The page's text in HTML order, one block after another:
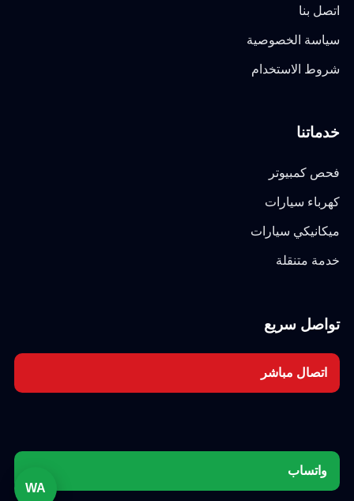
اتصل بنا
سياسة الخصوصية
شروط الاستخدام
خدماتنا
فحص كمبيوتر
كهرباء سيارات
ميكانيكي سيارات
خدمة متنقلة
تواصل سريع
اتصال مباشر
واتساب
WA